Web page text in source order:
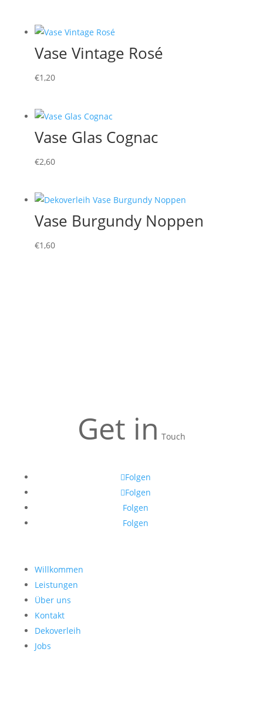
Vase Vintage Rosé
€1,20
Vase Glas Cognac
€2,60
Vase Burgundy Noppen
€1,60
Get in Touch
Folgen
Folgen
Folgen
Folgen
Willkommen
Leistungen
Über uns
Kontakt
Dekoverleih
Jobs